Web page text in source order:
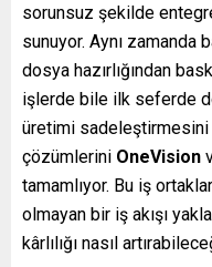
sorunsuz şekilde
sunuyor. Aynı zamanda
dosya hazırlığından
işlerde bile ilk seferde
üretimi
çözümlerini OneVision
tamamlıyor. Bu iş
olmayan bir iş akışı
kârlılığı nasıl